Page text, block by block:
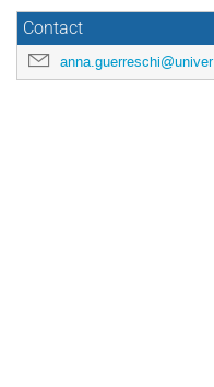
Contact
anna.guerreschi@universite-paris-saclay.fr